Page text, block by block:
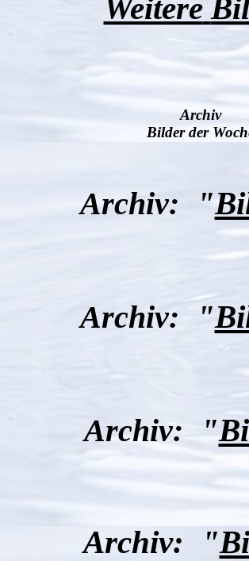
Weitere
Archiv
Bilder der
Archiv: "
Archiv: "
Archiv: "
Archiv: "